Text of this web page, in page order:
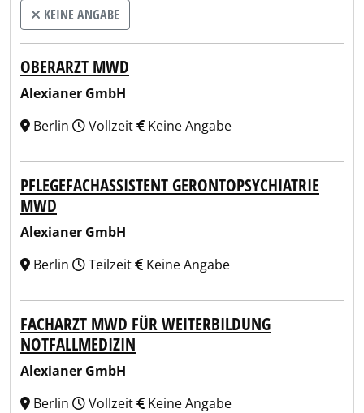
KEINE ANGABE
OBERARZT MWD
Alexianer GmbH
Berlin
Vollzeit Keine Angabe
PFLEGEFACHASSISTENT GERONTOPSYCHIATRIE
MWD
Alexianer GmbH
Berlin
Teilzeit Keine Angabe
FACHARZT MWD FÜR WEITERBILDUNG
NOTFALLMEDIZIN
Alexianer GmbH
Berlin
Vollzeit Keine Angabe